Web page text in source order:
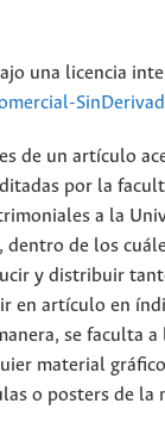
una licencia
de un artículo
por la
a la
dentro de los
y distribuir
en artículo en
se faculta
material
o posters de la